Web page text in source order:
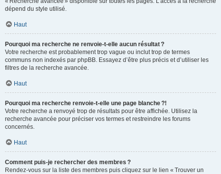
dépend du style utilisé.
Haut
Pourquoi ma recherche ne renvoie-t-elle aucun résultat ?
Votre recherche est probablement trop vague ou inclut trop de termes
communs non indexés par phpBB. Essayez d’être plus précis et d’utiliser les
filtres de la recherche avancée.
Haut
Pourquoi ma recherche renvoie-t-elle une page blanche ?!
Votre recherche a renvoyé trop de résultats pour être affichée. Utilisez la
recherche avancée pour préciser vos termes et restreindre les forums
concernés.
Haut
Comment puis-je rechercher des membres ?
Rendez-vous sur la liste des membres puis cliquez sur le lien « Trouver un